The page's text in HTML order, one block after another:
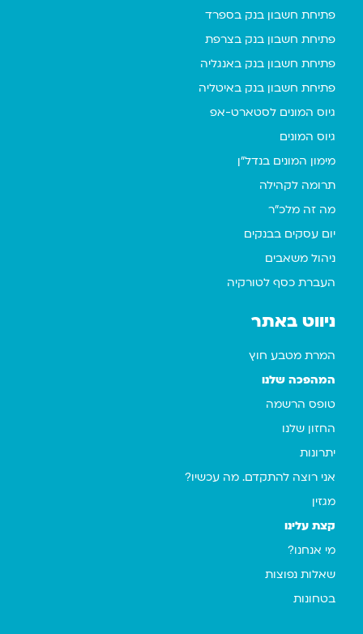
פתיחת חשבון בנק בספרד
פתיחת חשבון בנק בצרפת
פתיחת חשבון בנק באנגליה
פתיחת חשבון בנק באיטליה
גיוס המונים לסטארט-אפ
גיוס המונים
מימון המונים בנדל"ן
תרומה לקהילה
מה זה מלכ"ר
יום עסקים בבנקים
ניהול משאבים
העברת כסף לטורקיה
ניווט באתר
המרת מטבע חוץ
המהפכה שלנו
טופס הרשמה
החזון שלנו
יתרונות
אני רוצה להתקדם. מה עכשיו?
מגזין
קצת עלינו
מי אנחנו?
שאלות נפוצות
בטחונות